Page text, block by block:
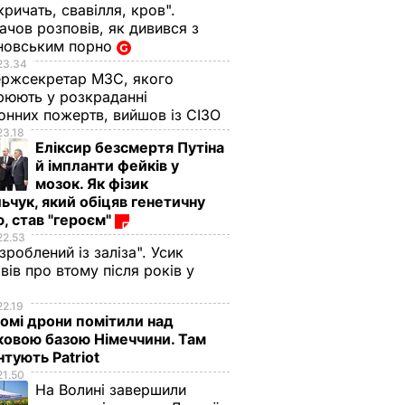
У М'янмі зазнав аварії
пасажирський літак
8 травня, 17.19СВІТ
свавілля, кров".
розповів, як дивився з
порно
МЗС, якого
у розкраданні
пожертв, вийшов із СІЗО
Еліксир безсмертя Путіна
й імпланти фейків у
мозок. Як фізик
який обіцяв генетичну
став "героєм"
із заліза". Усик
про втому після років у
дрони помітили над
базою Німеччини. Там
Patriot
На Волині завершили